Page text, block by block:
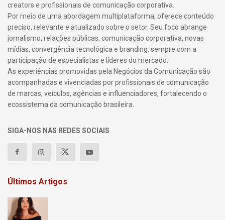
creators e profissionais de comunicação corporativa.
Por meio de uma abordagem multiplataforma, oferece conteúdo
preciso, relevante e atualizado sobre o setor. Seu foco abrange
jornalismo, relações públicas, comunicação corporativa, novas
mídias, convergência tecnológica e branding, sempre com a
participação de especialistas e líderes do mercado.
As experiências promovidas pela Negócios da Comunicação são
acompanhadas e vivenciadas por profissionais de comunicação
de marcas, veículos, agências e influenciadores, fortalecendo o
ecossistema da comunicação brasileira.
SIGA-NOS NAS REDES SOCIAIS
Últimos Artigos